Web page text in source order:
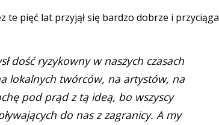
te pięć lat przyjął się bardzo dobrze i przyciąga
dość ryzykowny w naszych czasach
lokalnych twórców, na artystów, na
pod prąd z tą ideą, bo wszyscy
do nas z zagranicy. A my